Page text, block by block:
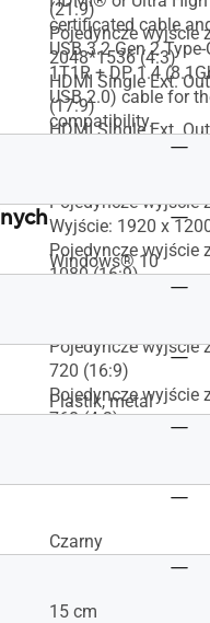
(21:9)
Pojedyncze wyjście
2048*1536 (4:3)
HDMI Single Ext.
(17:9)
HDMI Single Ext.
Pojedyncze wyjście
Pojedyncze wyjście
Wyjście: 1920 x
Pojedyncze wyjście
1080 (16:9)
Pojedyncze wyjście
720 (16:9)
Pojedyncze wyjście
768 (4:3)
certificated cable
USB 3.2 Gen 2
1T1R + DP 1.4
USB 2.0) cable for
compatibility.
Windows® 10
Plastik, metal
Czarny
15 cm